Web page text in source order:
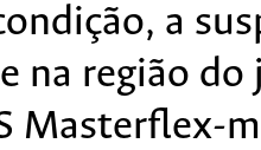
a
na região do
Masterflex-